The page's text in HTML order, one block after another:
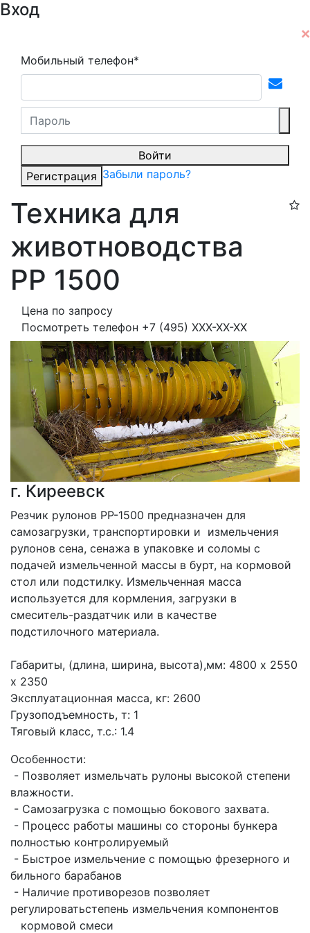
Вход
Мобильный телефон*
Войти
Регистрация Забыли пароль?
Техника для
животноводства
РР 1500
Цена по запросу
Посмотреть телефон +7 (495) XXX-XX-XX
г. Киреевск
Резчик рулонов РР-1500 предназначен для
самозагрузки, транспортировки и  измельчения
рулонов сена, сенажа в упаковке и соломы с
подачей измельченной массы в бурт, на кормовой
стол или подстилку. Измельченная масса
используется для кормления, загрузки в
смеситель-раздатчик или в качестве
подстилочного материала.
Габариты, (длина, ширина, высота),мм: 4800 х 2550
х 2350
Эксплуатационная масса, кг: 2600
Грузоподъемность, т: 1
Тяговый класс, т.с.: 1.4
Особенности:
влажности.
- Самозагрузка с помощью бокового захвата.
полностью контролируемый
бильного барабанов
регулироватьстепень измельчения компонентов
   кормовой смеси